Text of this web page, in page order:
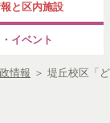
と区内施設
イベント
情報 ＞ 堤丘校区「ど